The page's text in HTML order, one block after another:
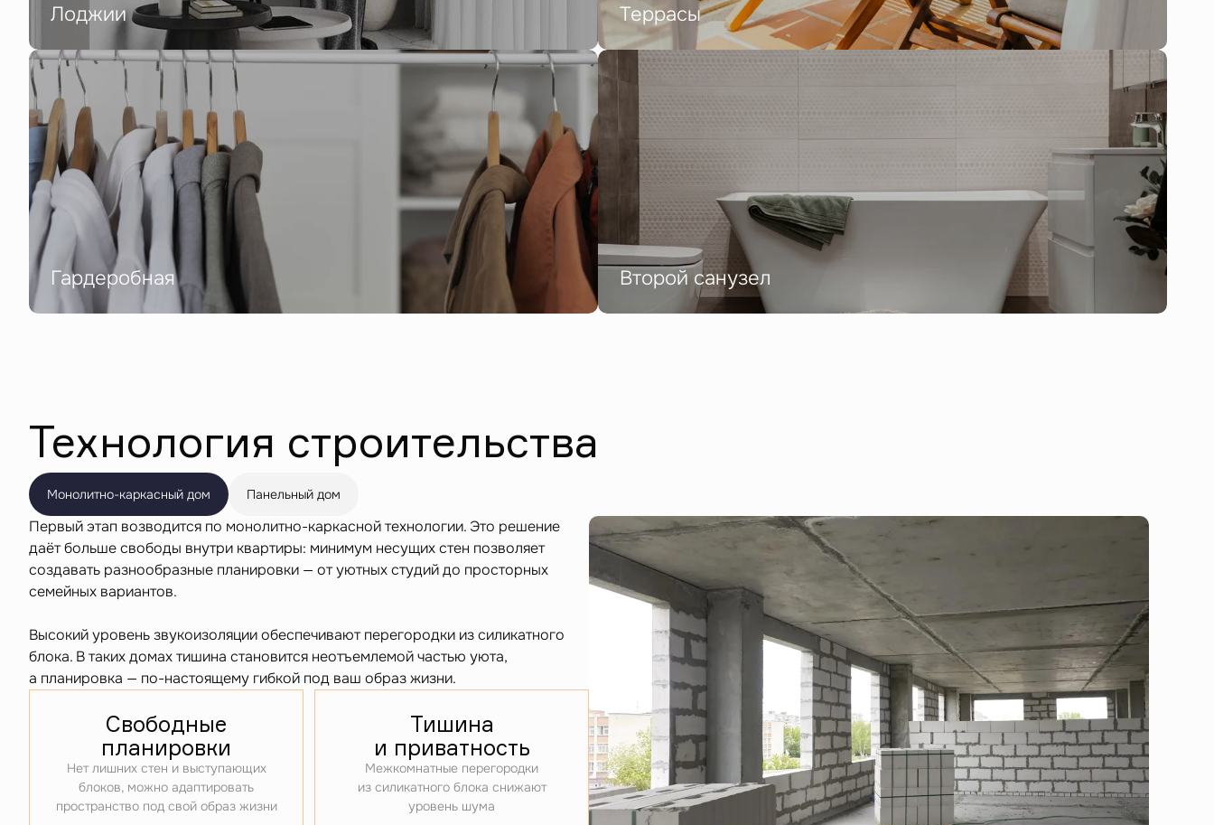
Лоджии Террасы
Гардеробная Второй санузел
Технология строительства
Монолитно-каркасный дом Панельный дом
Первый этап возводится по монолитно-каркасной технологии. Это решение
даёт больше свободы внутри квартиры: минимум несущих стен позволяет
создавать разнообразные планировки — от уютных студий до просторных
семейных вариантов.
Высокий уровень звукоизоляции обеспечивают перегородки из силикатного
блока. В таких домах тишина становится неотъемлемой частью уюта,
а планировка — по-настоящему гибкой под ваш образ жизни.
Свободные
планировки
Нет лишних стен и выступающих
блоков, можно адаптировать
пространство под свой образ жизни
Тишина
и приватность
Межкомнатные перегородки
из силикатного блока снижают
уровень шума